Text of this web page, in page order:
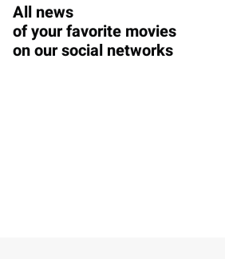
All news
of your favorite movies
on our social networks